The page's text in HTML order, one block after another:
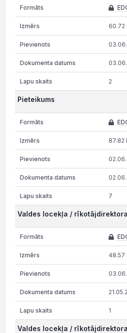
60.72
2
Pieteikums
87.82
7
Valdes locekļa /
48.57
1
Valdes locekļa /